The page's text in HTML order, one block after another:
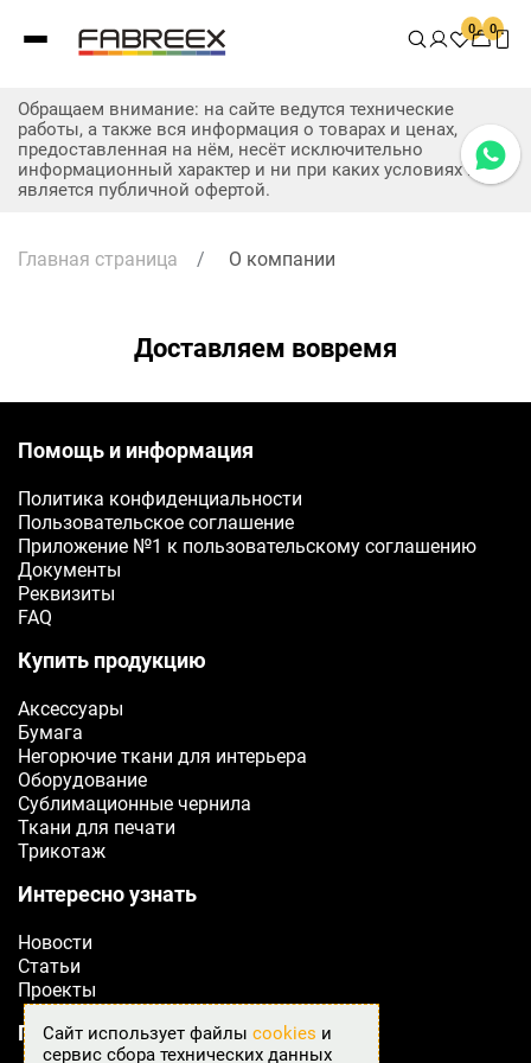
0 0
Обращаем внимание: на сайте ведутся технические
работы, а также вся информация о товарах и ценах,
предоставленная на нём, несёт исключительно
информационный характер и ни при каких условиях не
является публичной офертой.
Главная страница / О компании
Доставляем вовремя
Ваше имя
Телефон
ОТПРАВИТЬ
Помощь и информация
Политика конфиденциальности
Пользовательское соглашение
Приложение №1 к пользовательскому соглашению
Документы
Реквизиты
FAQ
Купить продукцию
Аксессуары
Бумага
Негорючие ткани для интерьера
Оборудование
Сублимационные чернила
Ткани для печати
Трикотаж
Интересно узнать
Новости
Статьи
Проекты
Подробнее о Fabreex
Сайт использует файлы cookies и
сервис сбора технических данных